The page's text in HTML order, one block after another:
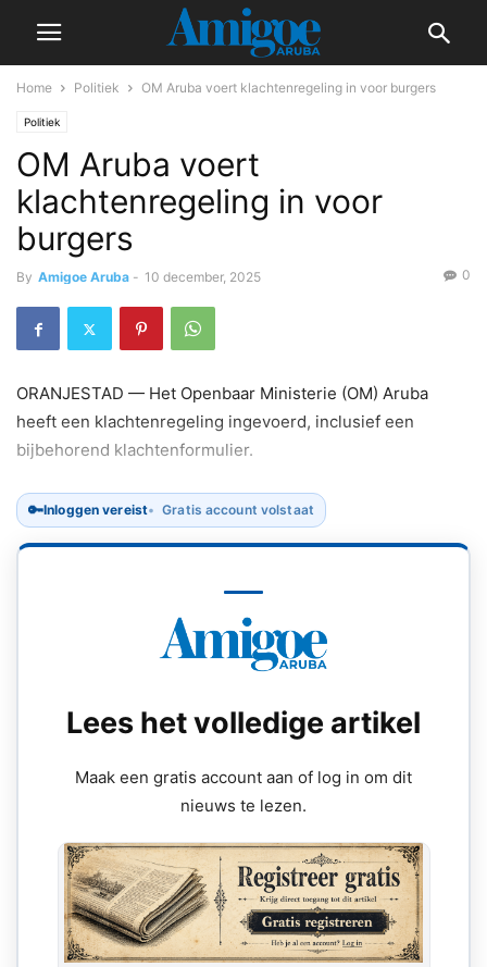
Home Politiek OM Aruba voert klachtenregeling in voor burgers
Politiek
OM Aruba voert
klachtenregeling in voor
burgers
By Amigoe Aruba - 10 december, 2025 0
ORANJESTAD — Het Openbaar Ministerie (OM) Aruba
heeft een klachtenregeling ingevoerd, inclusief een
bijbehorend klachtenformulier.
🔑Inloggen vereist Gratis account volstaat
Lees het volledige artikel
Maak een gratis account aan of log in om dit
nieuws te lezen.